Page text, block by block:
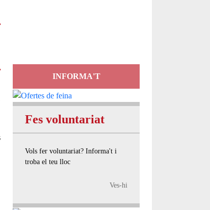
INFORMA'T
Fes voluntariat
Vols fer voluntariat? Informa't i
troba el teu lloc
Ves-hi